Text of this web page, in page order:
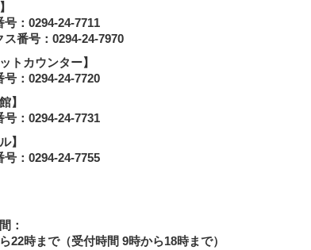
号：0294-24-7711
ス番号：0294-24-7970
トカウンター】
号：0294-24-7720
】
号：0294-24-7731
】
号：0294-24-7755
：
22時まで（受付時間 9時から18時まで）